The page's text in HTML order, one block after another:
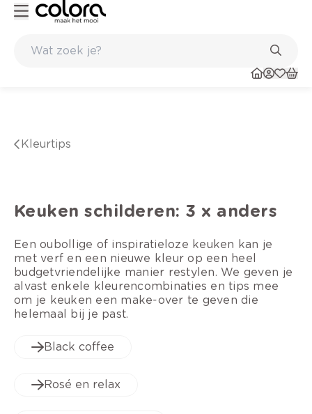
kleurtips
Keuken schilderen: 3 x anders
Een oubollige of inspiratieloze keuken kan je
met verf en een nieuwe kleur op een heel
budgetvriendelijke manier restylen. We geven je
alvast enkele kleurencombinaties en tips mee
om je keuken een make-over te geven die
helemaal bij je past.
Black coffee
Rosé en relax